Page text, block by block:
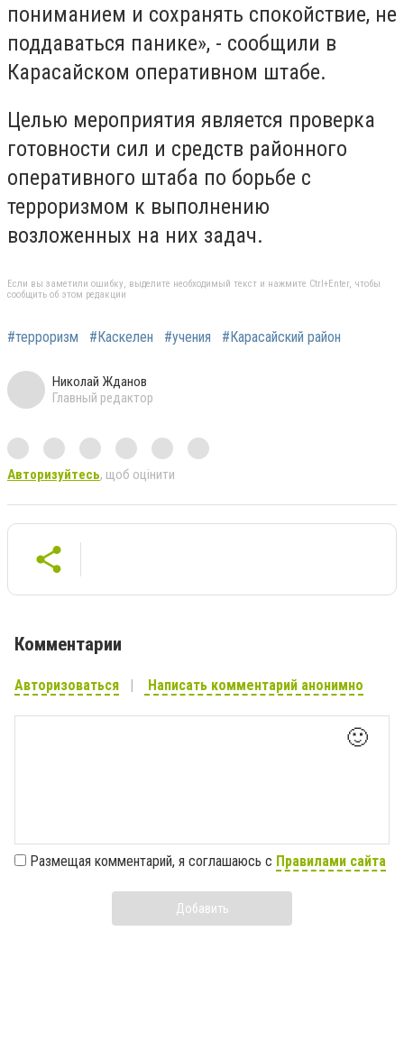
пониманием и сохранять спокойствие, не
поддаваться панике», - сообщили в
Карасайском оперативном штабе.
Целью мероприятия является проверка
готовности сил и средств районного
оперативного штаба по борьбе с
терроризмом к выполнению
возложенных на них задач.
Если вы заметили ошибку, выделите необходимый текст и нажмите Ctrl+Enter, чтобы
сообщить об этом редакции
#терроризм #Каскелен #учения #Карасайский район
Николай Жданов
Главный редактор
Авторизуйтесь, щоб оцінити
Комментарии
Авторизоваться Написать комментарий анонимно
🙂
Размещая комментарий, я соглашаюсь с Правилами сайта
Добавить